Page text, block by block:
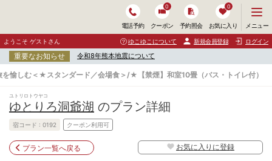
電話予約 クーポン
0
予約照会 お気に入り
0
ニ
ュ
ー
開
く
メニュー
ようこそ ゲストさん ゆこゆこについて 新規会員登録 ログイン
重要なお知らせ 令和8年熊本地震について
愉しむ＜★スタンダード／会場食＞/★【禁煙】和室10畳（バス・トイレ付）
ユトリロトウヤコ
ゆとりろ洞爺湖 のプラン詳細
宿コード : 0192 クーポン利用可
プラン一覧へ戻る お気に入りに登録